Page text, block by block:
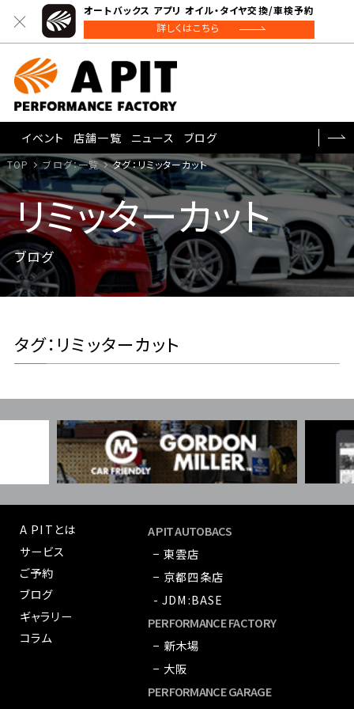
オートバックス アプリ オイル・タイヤ交換/車検予約
詳しくはこちら
イベント 店舗一覧 ニュース ブログ
TOP ブログ：一覧 タグ：リミッターカット
リミッターカット
ブログ
タグ：リミッターカット
A PITとは
サービス
ご予約
ブログ
ギャラリー
コラム
A PIT AUTOBACS
− 東雲店
− 京都四条店
- JDM:BASE
PERFORMANCE FACTORY
− 新木場
− 大阪
PERFORMANCE GARAGE